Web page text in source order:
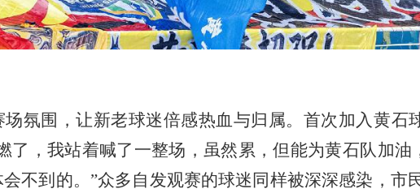
围，让新老球迷倍感热血与归属。首次加入黄石
了，我站着喊了一整场，虽然累，但能为黄石队加
不到的。”众多自发观赛的球迷同样被深深感染，